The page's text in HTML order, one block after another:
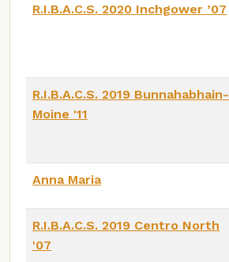
R.I.B.A.C.S. 2020 Inchgower ’07
R.I.B.A.C.S. 2019 Bunnahabhain-
Moine '11
Anna Maria
R.I.B.A.C.S. 2019 Centro North
'07